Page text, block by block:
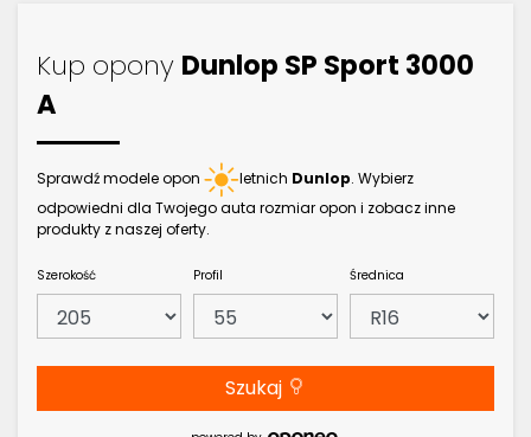
Kup opony Dunlop SP Sport 3000
A
Sprawdź modele opon letnich Dunlop. Wybierz
odpowiedni dla Twojego auta rozmiar opon i zobacz inne
produkty z naszej oferty.
Szerokość Profil Średnica
Szukaj